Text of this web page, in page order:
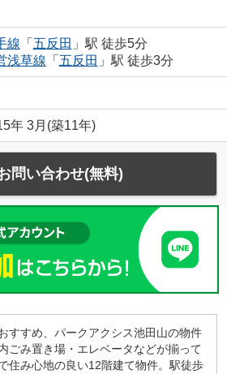
線 「 五反田 」駅 徒歩5分
浅草線 「 五反田 」駅 徒歩3分
年 3月(築11年)
問い合わせ(無料)
すすめ、パークアクシス池田山の物件
ごみ置き場・エレベータなどが揃って
住み心地の良い12階建て物件。駅徒歩